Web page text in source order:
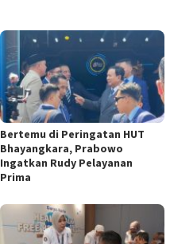
Bertemu di Peringatan HUT
Bhayangkara, Prabowo
Ingatkan Rudy Pelayanan
Prima